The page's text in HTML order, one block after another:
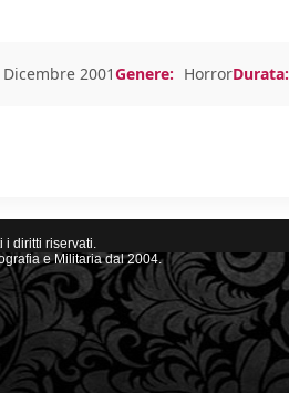
2001Genere: HorrorDurata:
i diritti riservati.
e Militaria dal 2004.